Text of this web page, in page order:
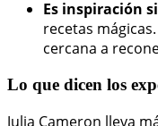
Es inspiración
recetas
cercana a
Lo que dicen los
Julia Cameron lleva